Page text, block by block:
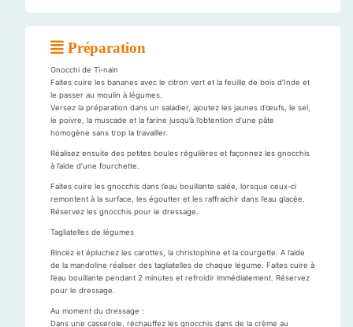
Préparation
Gnocchi de Ti-nain
Faites cuire les bananes avec le citron vert et la feuille de bois d’Inde et
le passer au moulin à légumes.
Versez la préparation dans un saladier, ajoutez les jaunes d’œufs, le sel,
le poivre, la muscade et la farine jusqu’à l’obtention d’une pâte
homogène sans trop la travailler.
Réalisez ensuite des petites boules régulières et façonnez les gnocchis
à l’aide d’une fourchette.
Faites cuire les gnocchis dans l’eau bouillante salée, lorsque ceux-ci
remontent à la surface, les égoutter et les raffraichir dans l’eau glacée.
Réservez les gnocchis pour le dressage.
Tagliatelles de légumes
Rincez et épluchez les carottes, la christophine et la courgette. A l’aide
de la mandoline réaliser des tagliatelles de chaque légume. Faites cuire à
l’eau bouillante pendant 2 minutes et refroidir immédiatement. Réservez
pour le dressage.
Au moment du dressage :
Dans une casserole, réchauffez les gnocchis dans de la crème au